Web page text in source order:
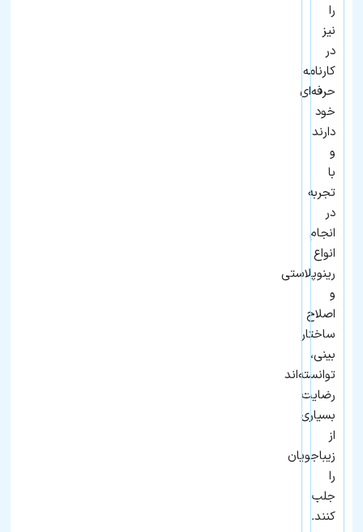
را
نیز
در
کارنامه
حرفه‌ای
خود
دارند
و
با
تجربه
در
انجام
انواع
رینوپلاستی
و
اصلاح
ساختار
بینی،
توانسته‌اند
رضایت
بسیاری
از
زیباجویان
را
جلب
کنند.